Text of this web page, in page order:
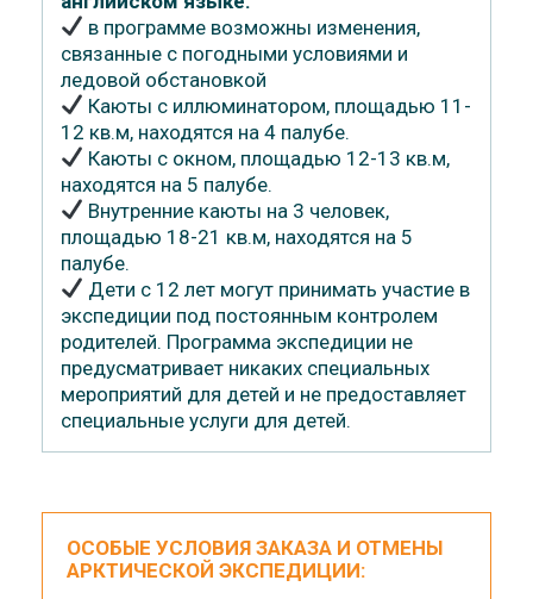
в программе возможны изменения,
связанные с погодными условиями и
ледовой обстановкой
Каюты с иллюминатором, площадью 11-
12 кв.м, находятся на 4 палубе.
Каюты с окном, площадью 12-13 кв.м,
находятся на 5 палубе.
Внутренние каюты на 3 человек,
площадью 18-21 кв.м, находятся на 5
палубе.
Дети с 12 лет могут принимать участие в
экспедиции под постоянным контролем
родителей. Программа экспедиции не
предусматривает никаких специальных
мероприятий для детей и не предоставляет
специальные услуги для детей.
ОСОБЫЕ УСЛОВИЯ ЗАКАЗА И ОТМЕНЫ
АРКТИЧЕСКОЙ ЭКСПЕДИЦИИ: